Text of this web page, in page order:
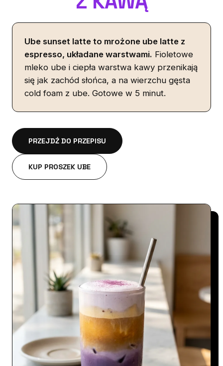
Ube sunset latte to mrożone ube latte z
espresso, układane warstwami. Fioletowe
mleko ube i ciepła warstwa kawy przenikają
się jak zachód słońca, a na wierzchu gęsta
cold foam z ube. Gotowe w 5 minut.
PRZEJDŹ DO PRZEPISU
KUP PROSZEK UBE